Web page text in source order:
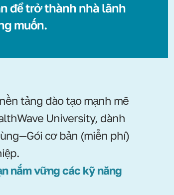
để trở thành nhà lãnh
muốn.
tảng đào tạo mạnh mẽ
University, dành
cơ bản (miễn phí)
nắm vững các kỹ năng